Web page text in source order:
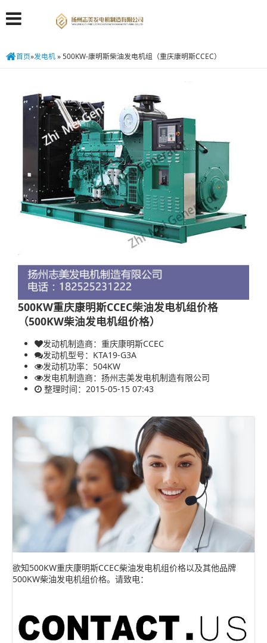
首页»发电机»500KW-康明斯柴油发电机组（重庆康明斯CCEC）
500KW重庆康明斯CCEC柴油发电机组价格
（500KW柴油发电机组价格）
发动机制造商：重庆康明斯CCEC
发动机型号：KTA19-G3A
发动机功率： 504KW
发电机制造商： 扬州志美发电机制造有限公司
整理时间：2015-05-15 07:43
欲知500KW重庆康明斯CCEC柴油发电机组价格以及其他品牌
500KW柴油发电机组价格。请致电：